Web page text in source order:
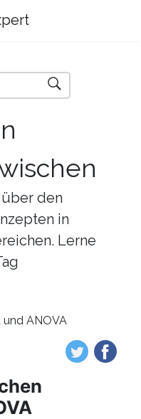
den
in
Lerne
ANOVA